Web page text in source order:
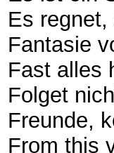
Es
Fantasie
Fast alles
Folget
Freunde,
From this